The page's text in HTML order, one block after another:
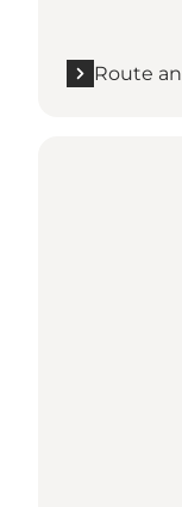
Route